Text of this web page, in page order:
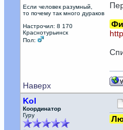
Если человек разумный,
то почему так много дураков
Настрочил: 8 170
Краснотурьинск
Пол:
Наверх
Kol
Координатор
Гуру